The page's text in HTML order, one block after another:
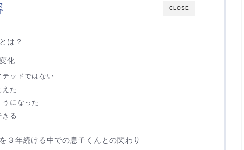
CLOSE
は？
化
ッドではない
た
になった
る
３年続ける中での息子くんとの関わり